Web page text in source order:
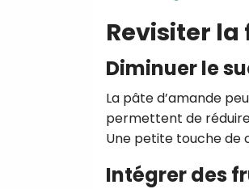
Revisiter
Diminuer le
La pâte d’amande
permettent de
Une petite touche de
Intégrer des